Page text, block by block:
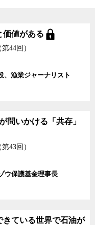
に脳に直接届く。そのた
セットになっていた記憶
を示すことがある。
だけでリラックス効果を
す役割は大きくなってい
柔軟剤などに強い芳香剤
なった結果、その匂いを
スメハラ」（スメル・ハ
為）という言葉や、化学
々なアレルギー反応に苦
飛行機や電車など乗り物
価値がある
44回）
、漁業ジャーナリスト
問いかける「共存」
43回）
ウ保護基金理事長
きている世界で石油が